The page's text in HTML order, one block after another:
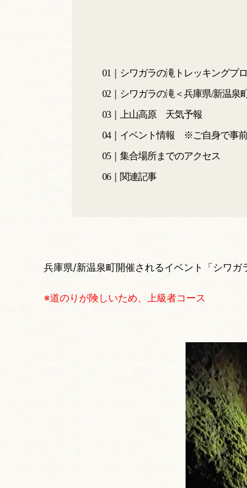
01｜シワガラの滝トレッキングプ
02｜シワガラの滝＜兵庫県/新温泉
03｜上山高原 天気予報
04｜イベント情報 ※ご自身で事前
05｜集合場所までのアクセス
06｜関連記事
兵庫県/新温泉町開催されるイベント「シワガ
※道のりが険しいため、上級者コース